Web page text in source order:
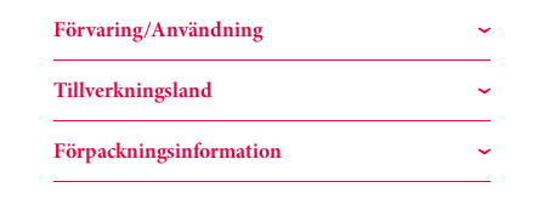
Förvaring/Användning
Tillverkningsland
Förpackningsinformation